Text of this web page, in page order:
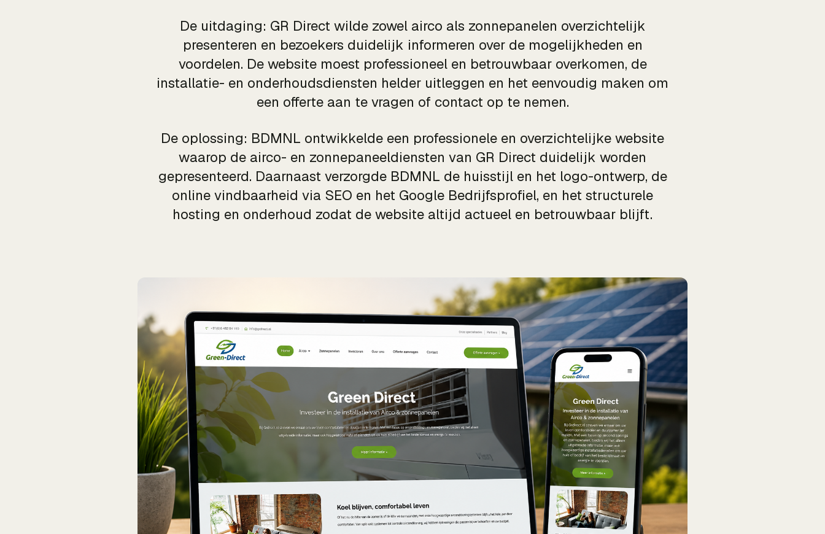
De uitdaging: GR Direct wilde zowel airco als zonnepanelen overzichtelijk
presenteren en bezoekers duidelijk informeren over de mogelijkheden en
voordelen. De website moest professioneel en betrouwbaar overkomen, de
installatie- en onderhoudsdiensten helder uitleggen en het eenvoudig maken om
een offerte aan te vragen of contact op te nemen.
De oplossing: BDMNL ontwikkelde een professionele en overzichtelijke website
waarop de airco- en zonnepaneeldiensten van GR Direct duidelijk worden
gepresenteerd. Daarnaast verzorgde BDMNL de huisstijl en het logo-ontwerp, de
online vindbaarheid via SEO en het Google Bedrijfsprofiel, en het structurele
hosting en onderhoud zodat de website altijd actueel en betrouwbaar blijft.